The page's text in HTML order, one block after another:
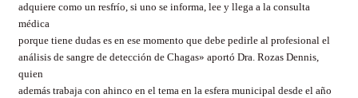
adquiere como un resfrío, si uno se informa, lee y llega a la consulta
médica
porque tiene dudas es en ese momento que debe pedirle al profesional el
análisis de sangre de detección de Chagas» aportó Dra. Rozas Dennis,
quien
además trabaja con ahinco en el tema en la esfera municipal desde el año